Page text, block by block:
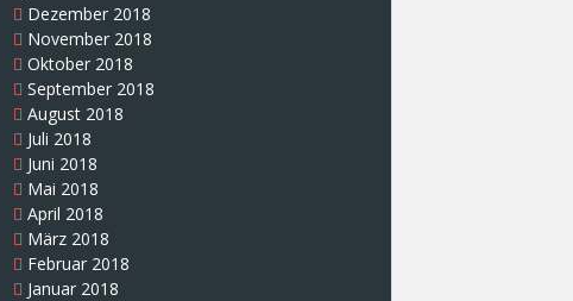
Dezember 2018
November 2018
Oktober 2018
September 2018
August 2018
Juli 2018
Juni 2018
Mai 2018
April 2018
März 2018
Februar 2018
Januar 2018